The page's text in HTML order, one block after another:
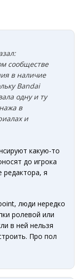
сообществе
в наличие
Bandai
одну и ту
в
и
какую-то
до игрока
я
люди нередко
ролевой или
в ней нельзя
Про пол